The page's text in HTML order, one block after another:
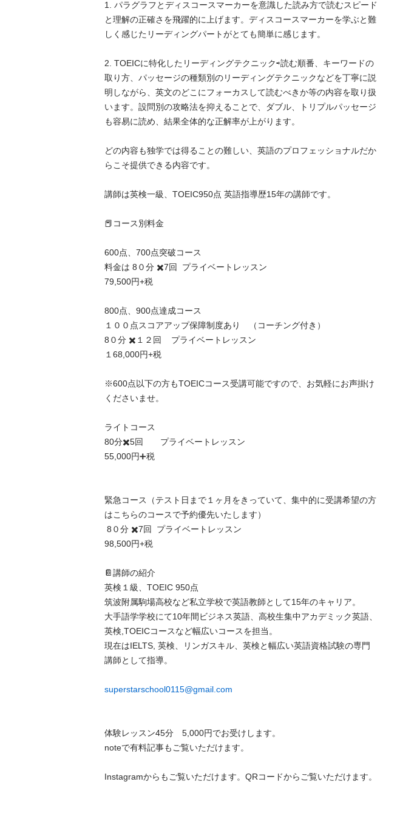
1. パラグラフとディスコースマーカーを意識した読み方で読むスピード
と理解の正確さを飛躍的に上げます。ディスコースマーカーを学ぶと難
しく感じたリーディングパートがとても簡単に感じます。
2. TOEICに特化したリーディングテクニック⇨読む順番、キーワードの
取り方、パッセージの種類別のリーディングテクニックなどを丁寧に説
明しながら、英文のどこにフォーカスして読むべきか等の内容を取り扱
います。設問別の攻略法を抑えることで、ダブル、トリプルパッセージ
も容易に読め、結果全体的な正解率が上がります。
どの内容も独学では得ることの難しい、英語のプロフェッショナルだか
らこそ提供できる内容です。
講師は英検一級、TOEIC950点 英語指導歴15年の講師です。
​📕コース別料金
600点、700点突破コース
料金は 8０分 ✖️7回  プライベートレッスン
79,500円+税
800点、900点達成コース
１００点スコアアップ保障制度あり　（コーチング付き）
8０分 ✖️１２回    プライベートレッスン
１68,000円+税
※600点以下の方もTOEICコース受講可能ですので、お気軽にお声掛け
くださいませ。
ライトコース
80分✖️5回　　プライベートレッスン
55,000円➕税
緊急コース（テスト日まで１ヶ月をきっていて、集中的に受講希望の方
はこちらのコースで予約優先いたします）
98,500円+税
📔講師の紹介
英検１級、TOEIC 950点
筑波附属駒場高校など私立学校で英語教師として15年のキャリア。
大手語学学校にて10年間ビジネス英語、高校生集中アカデミック英語、
英検,TOEICコースなど幅広いコースを担当。
現在はIELTS, 英検、リンガスキル、英検と幅広い英語資格試験の専門
講師として指導。
superstarschool0115@gmail.com
体験レッスン45分　5,000円でお受けします。
noteで有料記事もご覧いただけます。